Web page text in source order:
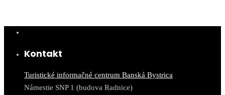
Kontakt
Turistické informačné centrum Banská Bystrica
Námestie SNP 1 (budova Radnice)